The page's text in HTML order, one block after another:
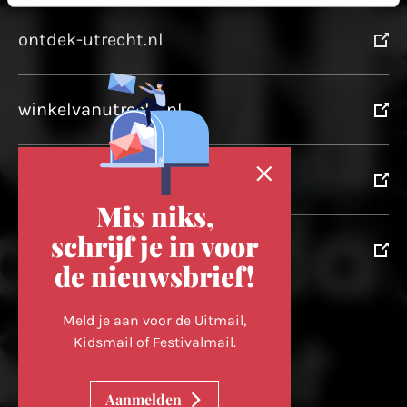
ontdek-utrecht.nl
winkelvanutrecht.nl
utrechtpartners.nl
Volg ons op
Mis niks,
schrijf je in voor
de nieuwsbrief!
Meld je aan voor de Uitmail,
Kidsmail of Festivalmail.
Aanmelden